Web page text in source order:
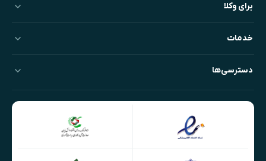
برای وکلا
خدمات
دسترسی‌ها